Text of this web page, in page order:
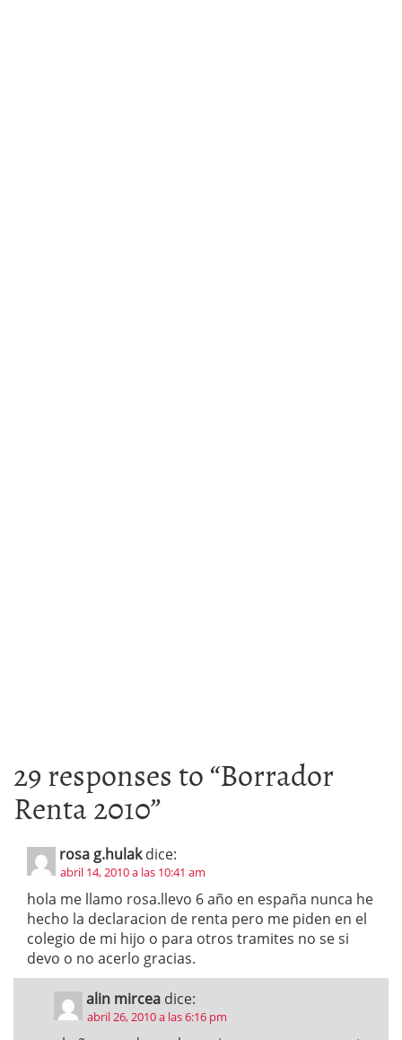
29 responses to “Borrador
Renta 2010”
rosa g.hulak dice:
abril 14, 2010 a las 10:41 am
hola me llamo rosa.llevo 6 año en españa nunca he
hecho la declaracion de renta pero me piden en el
colegio de mi hijo o para otros tramites no se si
devo o no acerlo gracias.
alin mircea dice:
abril 26, 2010 a las 6:16 pm